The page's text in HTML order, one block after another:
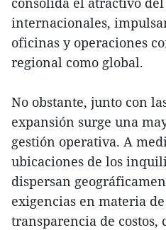
internacionales,
oficinas y operaciones
regional como global.
No obstante, junto con
expansión surge una
gestión operativa. A
ubicaciones de los
dispersan
exigencias en materia
transparencia de